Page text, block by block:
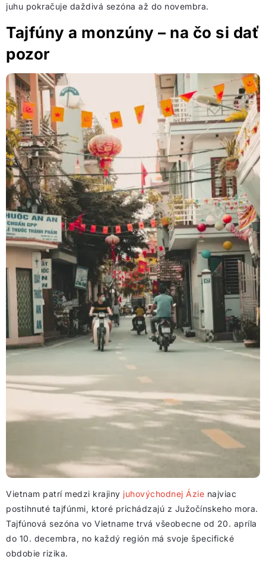
juhu pokračuje daždivá sezóna až do novembra.
Tajfúny a monzúny – na čo si dať
pozor
Vietnam patrí medzi krajiny juhovýchodnej Ázie najviac
postihnuté tajfúnmi, ktoré prichádzajú z Južočínskeho mora.
Tajfúnová sezóna vo Vietname trvá všeobecne od 20. apríla
do 10. decembra, no každý región má svoje špecifické
obdobie rizika.